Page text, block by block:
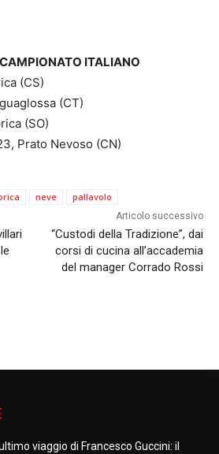
ITALIANO
(CS)
(CT)
(SO)
Prato Nevoso (CN)
neve pallavolo
Articolo successivo
“Custodi della Tradizione”, dai
corsi di cucina all’accademia
del manager Corrado Rossi
viaggio di Francesco Guccini: il